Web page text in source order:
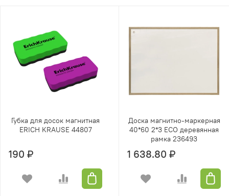
Губка для досок магнитная
ERICH KRAUSE 44807
190 ₽
Доска магнитно-маркерная
40*60 2*3 ECO деревянная
рамка 236493
1 638.80 ₽